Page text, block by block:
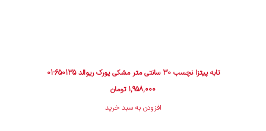
تابه پیتزا نچسب 30 سانتی متر مشکی یورک ریوالد 650135-01
1,958,000 تومان
افزودن به سبد خرید